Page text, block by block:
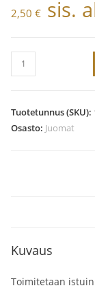
2,50 € sis.
Kivennäisvesi
0,5l
Tuotetunnus (SKU):
Osasto: Juomat
Kuvaus
Toimitetaan